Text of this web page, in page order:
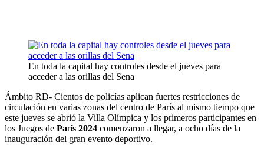
En toda la capital hay controles desde el jueves para
acceder a las orillas del Sena
Ámbito RD- Cientos de policías aplican fuertes restricciones de
circulación en varias zonas del centro de París al mismo tiempo que
este jueves se abrió la Villa Olímpica y los primeros participantes en
los Juegos de París 2024 comenzaron a llegar, a ocho días de la
inauguración del gran evento deportivo.